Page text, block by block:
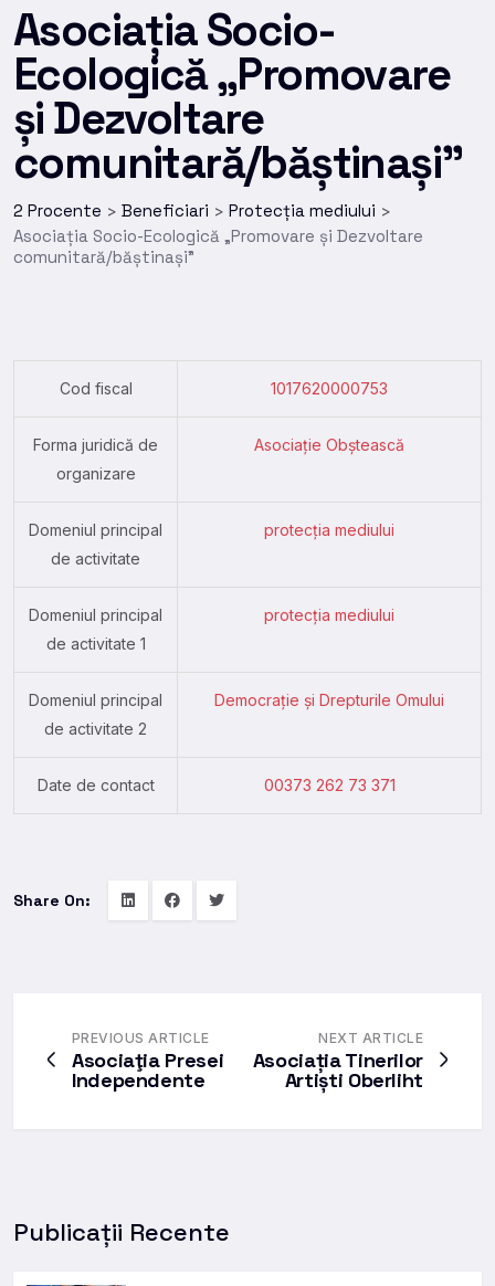
Asociația Socio-
Ecologică „Promovare
și Dezvoltare
comunitară/băștinași”
2 Procente > Beneficiari > Protecția mediului >
Asociația Socio-Ecologică „Promovare și Dezvoltare
comunitară/băștinași”
Cod fiscal 1017620000753
Forma juridică de
organizare
Asociație Obștească
Domeniul principal
de activitate
protecția mediului
Domeniul principal
de activitate 1
protecția mediului
Domeniul principal
de activitate 2
Democrație și Drepturile Omului
Date de contact 00373 262 73 371
Share On:
PREVIOUS ARTICLE
Asociaţia Presei
Independente
NEXT ARTICLE
Asociația Tinerilor
Artiști Oberliht
Publicații Recente